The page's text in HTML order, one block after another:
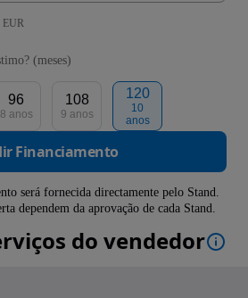
EUR
(meses)
96
8 anos
108
9 anos
120
10
anos
Financiamento
será fornecida directamente pelo Stand.
dependem da aprovação de cada Stand.
do vendedor